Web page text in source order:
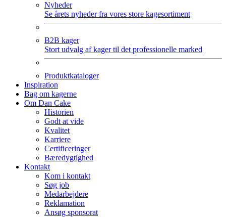
Nyheder
Se årets nyheder fra vores store kagesortiment
B2B kager
Stort udvalg af kager til det professionelle marked
Produktkataloger
Inspiration
Bag om kagerne
Om Dan Cake
Historien
Godt at vide
Kvalitet
Karriere
Certificeringer
Bæredygtighed
Kontakt
Kom i kontakt
Søg job
Medarbejdere
Reklamation
Ansøg sponsorat